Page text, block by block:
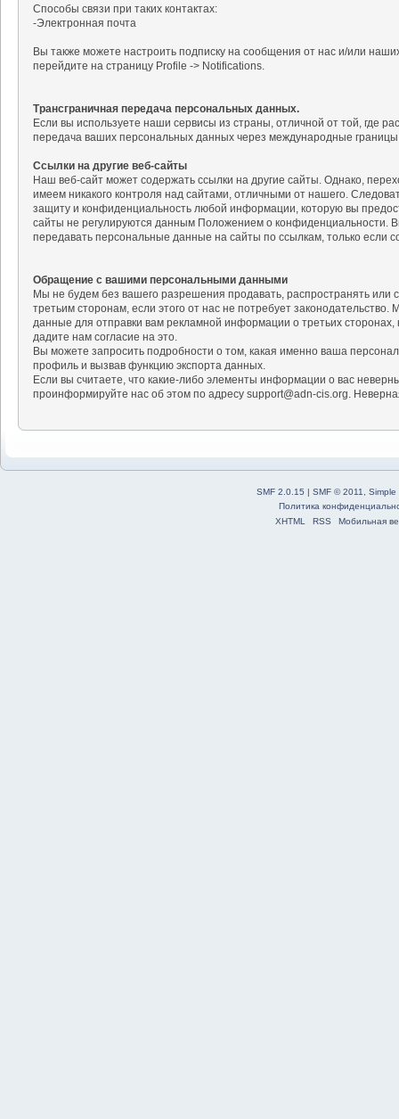
Способы связи при таких контактах:
-Электронная почта
Вы также можете настроить подписку на сообщения от нас и/или
перейдите на страницу Profile -> Notifications.
Трансграничная передача персональных данных.
Если вы используете наши сервисы из страны, отличной от той, где
передача ваших персональных данных через международные
Ссылки на другие веб-сайты
Наш веб-сайт может содержать ссылки на другие сайты. Однако,
имеем никакого контроля над сайтами, отличными от нашего.
защиту и конфиденциальность любой информации, которую вы
сайты не регулируются данным Положением о конфиденциальности.
передавать персональные данные на сайты по ссылкам, только если
Обращение с вашими персональными данными
Мы не будем без вашего разрешения продавать, распространять
третьим сторонам, если этого от нас не потребует
данные для отправки вам рекламной информации о третьих сторонах,
дадите нам согласие на это.
Вы можете запросить подробности о том, какая именно ваша
профиль и вызвав функцию экспорта данных.
Если вы считаете, что какие-либо элементы информации о вас
проинформируйте нас об этом по адресу support@adn-cis.org.
SMF 2.0.15 | SMF © 2011
Simple
Политика
XHTML
RSS Мобильная